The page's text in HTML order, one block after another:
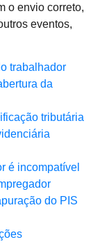
o envio correto,
eventos,
trabalhador
da
tributária
é incompatível
do PIS